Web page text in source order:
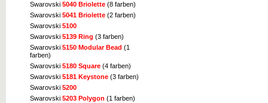
Swarovski 5040 Briolette (8 farben)
Swarovski 5041 Briolette (2 farben)
Swarovski 5100
Swarovski 5139 Ring (3 farben)
Swarovski 5150 Modular Bead (1
farben)
Swarovski 5180 Square (4 farben)
Swarovski 5181 Keystone (3 farben)
Swarovski 5200
Swarovski 5203 Polygon (1 farben)